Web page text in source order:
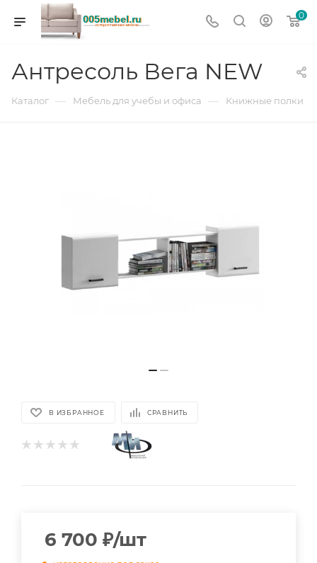
0
Антресоль Вега NEW
Каталог — Мебель для учебы и офиса — Книжные полки
В ИЗБРАННОЕ СРАВНИТЬ
6 700 ₽/шт